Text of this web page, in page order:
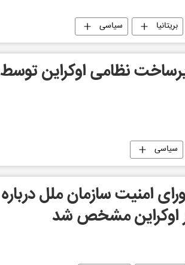
بریتانیا سیاسی
افتادن 83 زیرساخت نظامی اوکراین توسط
سیاسی
امنیت سازمان ملل درباره
اوکراین مشخص شد